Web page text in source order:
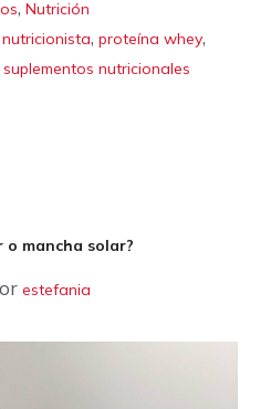
,Nutrición
nutricionista,proteína whey,
suplementos nutricionales
o mancha solar?
estefania